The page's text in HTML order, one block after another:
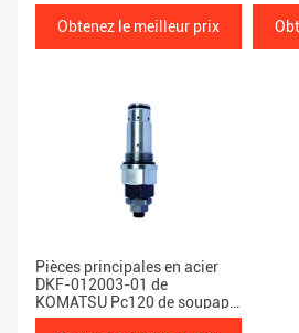
Obtenez le meilleur prix
Pièces principales en acier
DKF-012003-01 de
KOMATSU Pc120 de soupape
de sécurité